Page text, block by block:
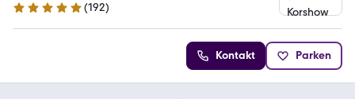
4.9 Sterne
(192)
Kontakt Parken